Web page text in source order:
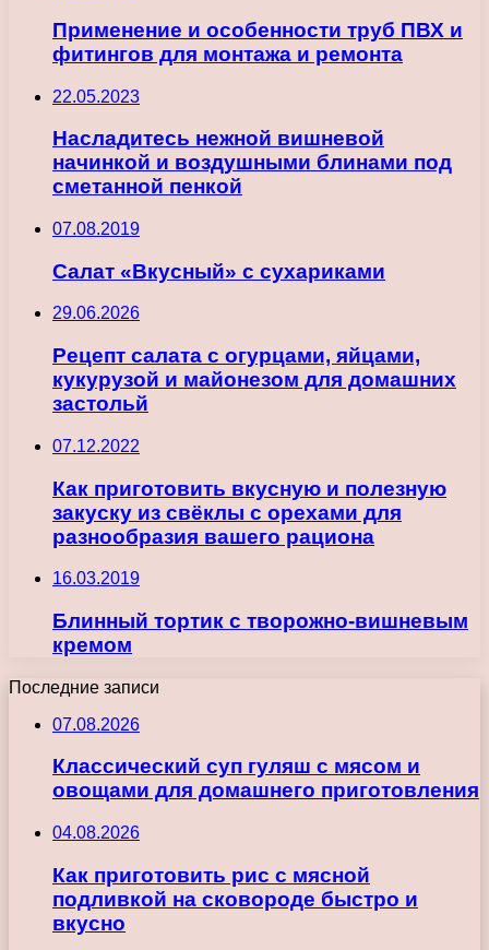
Применение и особенности труб ПВХ и
фитингов для монтажа и ремонта
22.05.2023
Насладитесь нежной вишневой
начинкой и воздушными блинами под
сметанной пенкой
07.08.2019
Салат «Вкусный» с сухариками
29.06.2026
Рецепт салата с огурцами, яйцами,
кукурузой и майонезом для домашних
застольй
07.12.2022
Как приготовить вкусную и полезную
закуску из свёклы с орехами для
разнообразия вашего рациона
16.03.2019
Блинный тортик с творожно-вишневым
кремом
Последние записи
07.08.2026
Классический суп гуляш с мясом и
овощами для домашнего приготовления
04.08.2026
Как приготовить рис с мясной
подливкой на сковороде быстро и
вкусно